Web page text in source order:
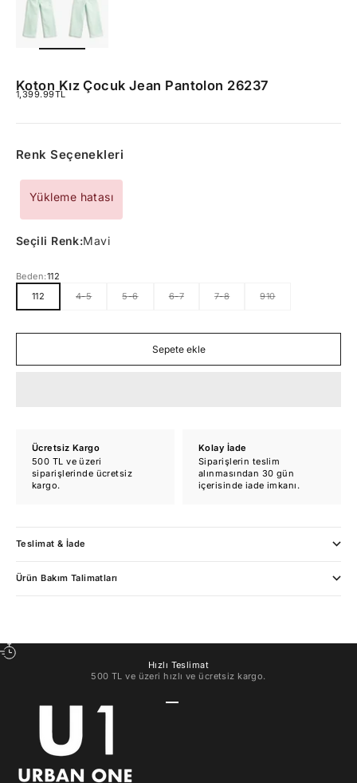
Koton Kız Çocuk Jean Pantolon 26237
İndirimli fiyat
1,399.99TL
Renk Seçenekleri
Yükleme hatası
Seçili Renk:Mavi
Beden:112
112
4-5 5-6 6-7 7-8 910
Sepete ekle
Ücretsiz Kargo
500 TL ve üzeri
siparişlerinde ücretsiz
kargo.
Kolay İade
Siparişlerin teslim
alınmasından 30 gün
içerisinde iade imkanı.
Teslimat & İade
Ürün Bakım Talimatları
Hızlı Teslimat
500 TL ve üzeri hızlı ve ücretsiz kargo.